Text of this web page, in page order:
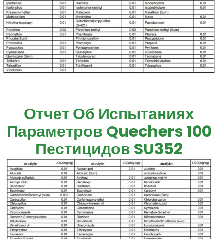
Отчет Об Испытаниях
Параметров Quechers 100
Пестицидов SU352